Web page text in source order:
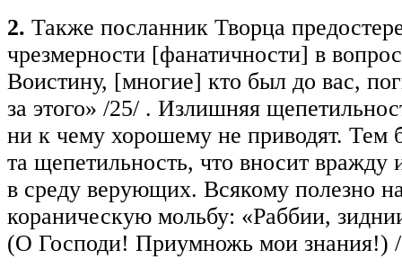
2. Также посланник Творца
чрезмерности [фанатичности] в
Воистину, [многие] кто был до вас,
за этого» /25/ . Излишняя
ни к чему хорошему не приводят. Тем
та щепетильность, что вносит вражду
в среду верующих. Всякому полезно
кораническую мольбу: «Раббии,
(О Господи! Приумножь мои знания!)